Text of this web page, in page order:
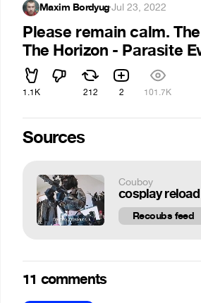
Maxim Bordyug·Jul 23, 2022
Please remain calm.
The Horizon - Parasite
1.1K 212 2 101.7K
Sources
Couboy
cosplay reload
Recoubs feed
11 comments